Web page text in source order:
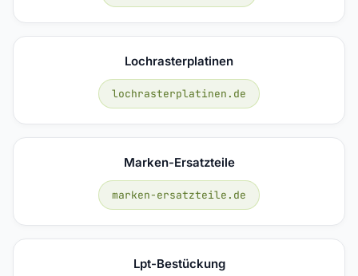
Lochrasterplatinen
lochrasterplatinen.de
Marken-Ersatzteile
marken-ersatzteile.de
Lpt-Bestückung